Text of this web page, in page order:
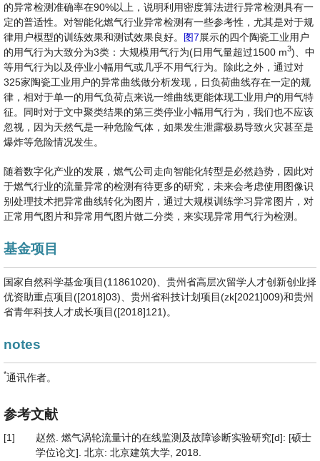
的异常检测准确率在90%以上，说明利用密度算法进行异常检测具有一
定的普适性。对智能化燃气行业异常检测有一些参考性，尤其是对于规
律用户模型的训练效果和测试效果良好。 图7展示的四个陶瓷工业用户
的用气行为大致分为3类：大规模用气行为(日用气量超过1500 m3)、中
等用气行为以及停业小幅用气或几乎不用气行为。除此之外，通过对
325家陶瓷工业用户的异常曲线做分析发现，日负荷曲线存在一定的规
律，相对于单一的用气负荷点来说一维曲线更能体现工业用户的用气特
征。同时对于文中聚类结果的第三类停业小幅用气行为，我们也不应该
忽视，因为天然气是一种危险气体，如果发生泄露极易导致火灾甚至是
爆炸等危险情况发生。
随着数字化产业的发展，燃气公司走向智能化转型是必然趋势，因此对
于燃气行业的流量异常的检测有待更多的研究，未来会考虑使用图像识
别处理技术把异常曲线转化为图片，通过大规模训练学习异常图片，对
正常用气图片和异常用气图片做二分类，来实现异常用气行为检测。
基金项目
国家自然科学基金项目(11861020)、贵州省高层次留学人才创新创业择
优资助重点项目([2018]03)、贵州省科技计划项目(zk[2021]009)和贵州
省青年科技人才成长项目([2018]121)。
notes
*通讯作者。
参考文献
[1]
赵然. 燃气涡轮流量计的在线监测及故障诊断实验研究[d]: [硕士
学位论文]. 北京: 北京建筑大学, 2018.